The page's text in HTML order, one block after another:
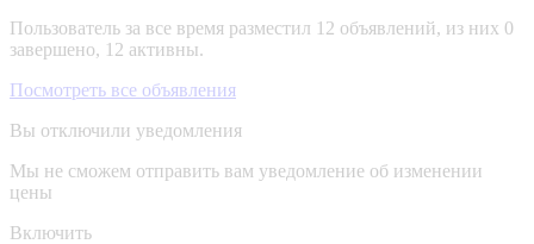
Пользователь за все время разместил 12 объявлений, из них 0
завершено, 12 активны.
Посмотреть все объявления
Вы отключили уведомления
Мы не сможем отправить вам уведомление об изменении
цены
Включить